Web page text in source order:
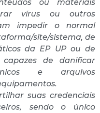
ou materiais
vírus ou outros
impedir o normal
site/sistema, de
da EP UP ou de
de danificar
e arquivos
suas credenciais
sendo o único